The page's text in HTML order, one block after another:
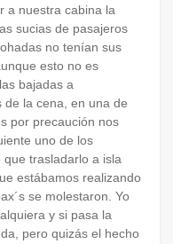
a nuestra cabina la
sucias de pasajeros
no tenían sus
esto no es
bajadas a
de la cena, en una de
por precaución nos
uno de los
trasladarlo a isla
estábamos realizando
se molestaron. Yo
y si pasa la
pero quizás el hecho